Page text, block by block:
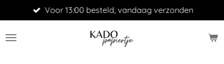
direct
naar
Voor 13:00 besteld, vandaag verzonden